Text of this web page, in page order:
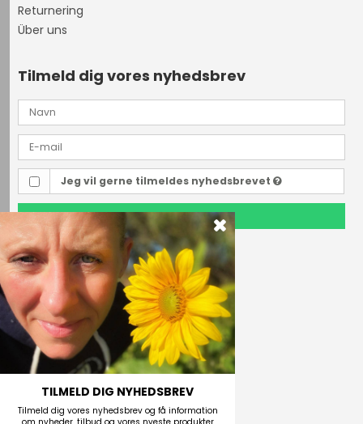
Returnering
Über uns
Tilmeld dig vores nyhedsbrev
Jeg vil gerne tilmeldes nyhedsbrevet
TILMELD
Outdoor i Centrum
Perlegade 44
6400 Sønderborg, Danmark
Telefonnr.
(+45) 74 43 53 55
E-mail
TILMELD DIG NYHEDSBREV
Tilmeld dig vores nyhedsbrev og få information